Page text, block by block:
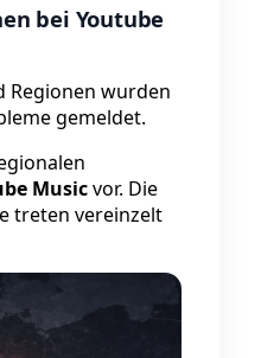
bei Youtube
Regionen wurden
gemeldet.
Musicvor. Die
treten vereinzelt